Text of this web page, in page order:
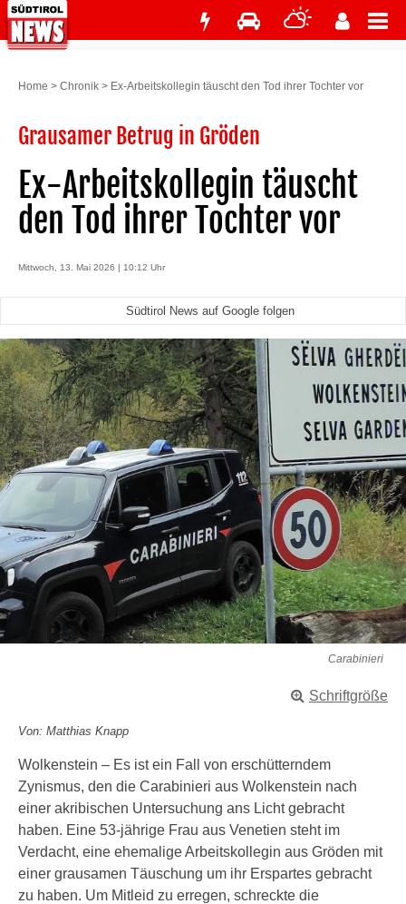
Home > Chronik > Ex-Arbeitskollegin täuscht den Tod ihrer Tochter vor
Grausamer Betrug in Gröden
Ex-Arbeitskollegin täuscht
den Tod ihrer Tochter vor
Mittwoch, 13. Mai 2026 | 10:12 Uhr
Südtirol News auf Google folgen
Carabinieri
Schriftgröße
Von: Matthias Knapp
Wolkenstein – Es ist ein Fall von erschütterndem
Zynismus, den die Carabinieri aus Wolkenstein nach
einer akribischen Untersuchung ans Licht gebracht
haben. Eine 53-jährige Frau aus Venetien steht im
Verdacht, eine ehemalige Arbeitskollegin aus Gröden mit
einer grausamen Täuschung um ihr Erspartes gebracht
zu haben. Um Mitleid zu erregen, schreckte die